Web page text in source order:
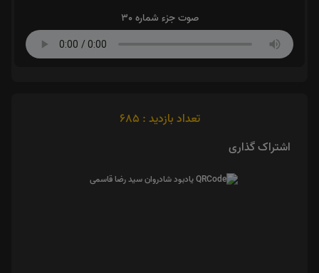
صوت جزء شماره 30
تعداد بازدید : 685
اشتراک گذاری